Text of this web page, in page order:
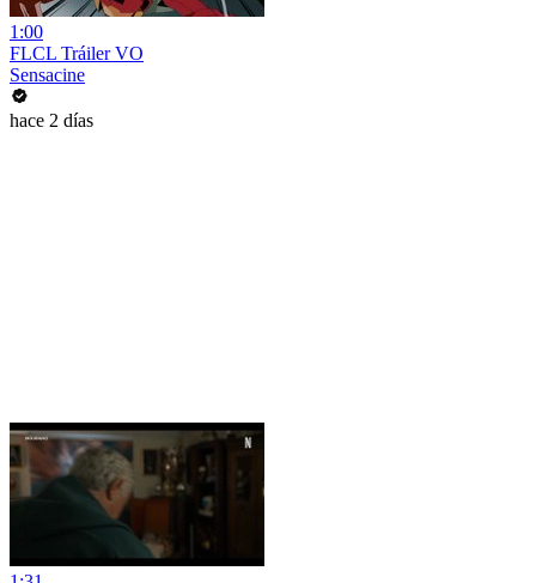
1:00
FLCL Tráiler VO
Sensacine
hace 2 días